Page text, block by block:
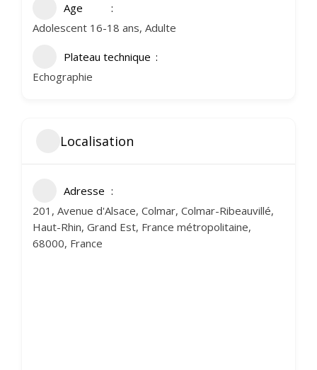
Age
Adolescent 16-18 ans, Adulte
Plateau technique
Echographie
Localisation
Adresse
201, Avenue d'Alsace, Colmar, Colmar-Ribeauvillé,
Haut-Rhin, Grand Est, France métropolitaine,
68000, France